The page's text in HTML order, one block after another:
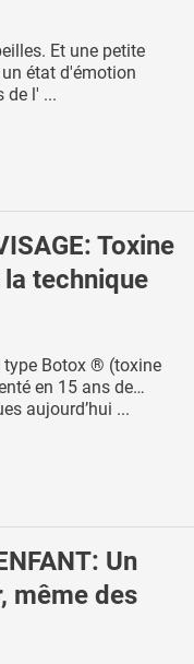
Et une petite
état d'émotion
de l' ...
Toxine
technique
type Botox ® (toxine
en 15 ans de…
aujourd’hui ...
Un
même des